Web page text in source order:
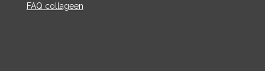
FAQ collageen